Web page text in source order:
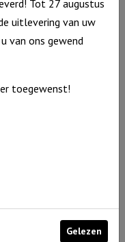
beschermt je……, grijs
Tot 27 augustus
uitlevering van uw
van ons gewend
toegewenst!
Gelezen